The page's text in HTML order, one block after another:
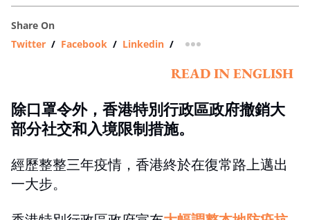
Share On
Twitter / Facebook / Linkedin / more sharing option
READ IN ENGLISH
除口罩令外，香港特別行政區政府撤銷大
部分社交和入境限制措施。
經歷整整三年疫情，香港終於在復常路上邁出
一大步。